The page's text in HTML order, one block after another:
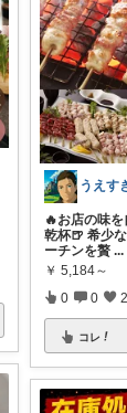
うえす
🔥お店の味
乾杯🍺 希少
ーチンを贅 ...
￥ 5,184～
0 0
コレ